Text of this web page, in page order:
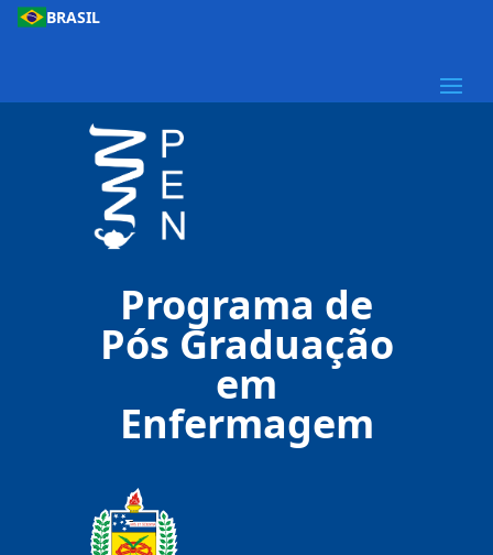
BRASIL
Programa de
Pós Graduação
em
Enfermagem